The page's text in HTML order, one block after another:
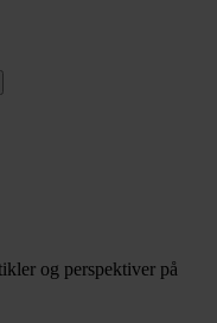
og perspektiver på